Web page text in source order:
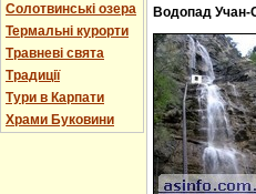
Солотвинські озера
Термальні курорти
Травневі свята
Традиції
Тури в Карпати
Храми Буковини
Водопад Учан-